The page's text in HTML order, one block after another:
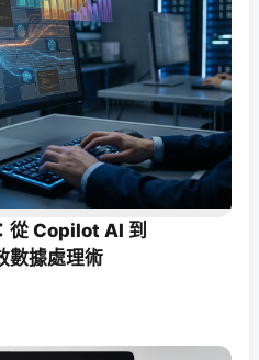
從 Copilot AI 到
數據處理術